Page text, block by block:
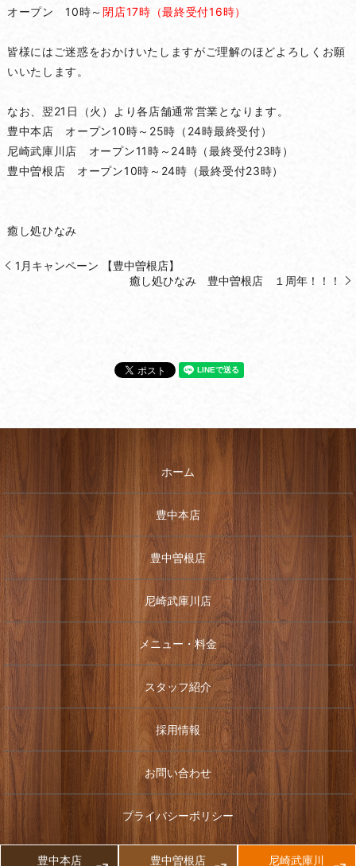
豊中本店 豊中曽根店 尼崎武庫川
オープン 10時～閉店17時（最終受付16時）
皆様にはご迷惑をおかけいたしますがご理解のほどよろしくお願
いいたします。
なお、翌21日（火）より各店舗通常営業となります。
豊中本店 オープン10時～25時（24時最終受付）
尼崎武庫川店 オープン11時～24時（最終受付23時）
豊中曽根店 オープン10時～24時（最終受付23時）
癒し処ひなみ
1月キャンペーン 【豊中曽根店】
癒し処ひなみ 豊中曽根店 １周年！！！
ホーム
豊中本店
豊中曽根店
尼崎武庫川店
メニュー・料金
スタッフ紹介
採用情報
お問い合わせ
プライバシーポリシー
© 2024 癒し処 ひなみ